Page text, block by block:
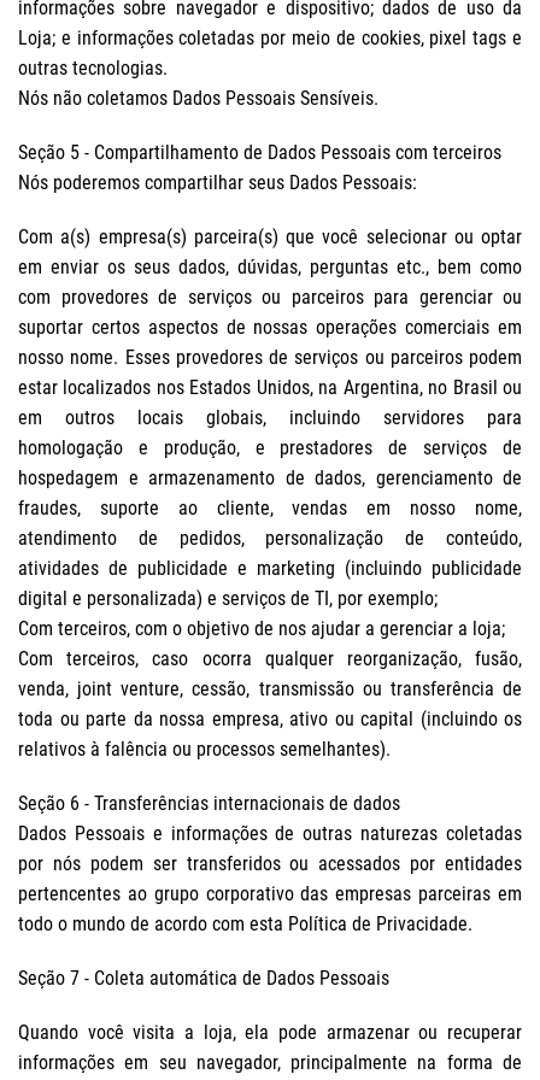
informações sobre navegador e dispositivo; dados de uso da
Loja; e informações coletadas por meio de cookies, pixel tags e
outras tecnologias.
Nós não coletamos Dados Pessoais Sensíveis.
Seção 5 - Compartilhamento de Dados Pessoais com terceiros
Nós poderemos compartilhar seus Dados Pessoais:
Com a(s) empresa(s) parceira(s) que você selecionar ou optar
em enviar os seus dados, dúvidas, perguntas etc., bem como
com provedores de serviços ou parceiros para gerenciar ou
suportar certos aspectos de nossas operações comerciais em
nosso nome. Esses provedores de serviços ou parceiros podem
estar localizados nos Estados Unidos, na Argentina, no Brasil ou
em outros locais globais, incluindo servidores para
homologação e produção, e prestadores de serviços de
hospedagem e armazenamento de dados, gerenciamento de
fraudes, suporte ao cliente, vendas em nosso nome,
atendimento de pedidos, personalização de conteúdo,
atividades de publicidade e marketing (incluindo publicidade
digital e personalizada) e serviços de TI, por exemplo;
Com terceiros, com o objetivo de nos ajudar a gerenciar a loja;
Com terceiros, caso ocorra qualquer reorganização, fusão,
venda, joint venture, cessão, transmissão ou transferência de
toda ou parte da nossa empresa, ativo ou capital (incluindo os
relativos à falência ou processos semelhantes).
Seção 6 - Transferências internacionais de dados
Dados Pessoais e informações de outras naturezas coletadas
por nós podem ser transferidos ou acessados por entidades
pertencentes ao grupo corporativo das empresas parceiras em
todo o mundo de acordo com esta Política de Privacidade.
Seção 7 - Coleta automática de Dados Pessoais
Quando você visita a loja, ela pode armazenar ou recuperar
informações em seu navegador, principalmente na forma de